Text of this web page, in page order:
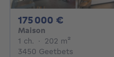
175 000 €
Maison
1 ch. 1 chambre
· 202 m²
3450 Geetbets